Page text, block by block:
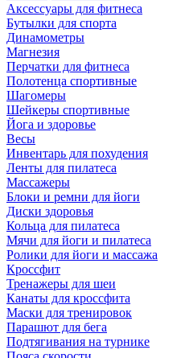
Аксессуары для фитнеса
Бутылки для спорта
Динамометры
Магнезия
Перчатки для фитнеса
Полотенца спортивные
Шагомеры
Шейкеры спортивные
Йога и здоровье
Весы
Инвентарь для похудения
Ленты для пилатеса
Массажеры
Блоки и ремни для йоги
Диски здоровья
Кольца для пилатеса
Мячи для йоги и пилатеса
Ролики для йоги и массажа
Кроссфит
Тренажеры для шеи
Канаты для кроссфита
Маски для тренировок
Парашют для бега
Подтягивания на турнике